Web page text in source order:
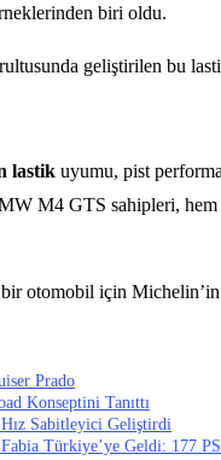
biri oldu.
geliştirilen bu
lastik uyumu, pist
M4 GTS sahipleri,
otomobil için Michelin’in
Prado
Konseptini Tanıttı
Sabitleyici Geliştirdi
Türkiye’ye Geldi: 177